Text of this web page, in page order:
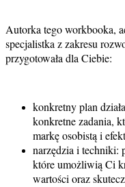
Autorka tego workbooka,
specjalistka z zakresu
przygotowała dla Ciebie:
konkretny plan
konkretne zadania,
markę osobistą i
narzędzia i techniki:
które umożliwią Ci
wartości oraz